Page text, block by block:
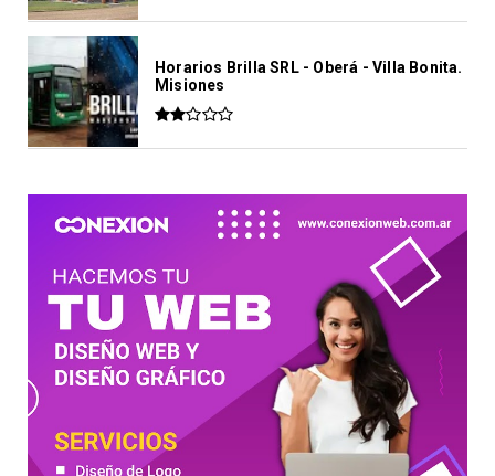
Horarios Brilla SRL - Oberá - Villa Bonita.
Misiones